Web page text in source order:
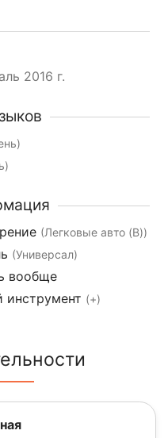
2016 г.
(Легковые авто (B))
(Универсал)
вообще
инструмент (+)